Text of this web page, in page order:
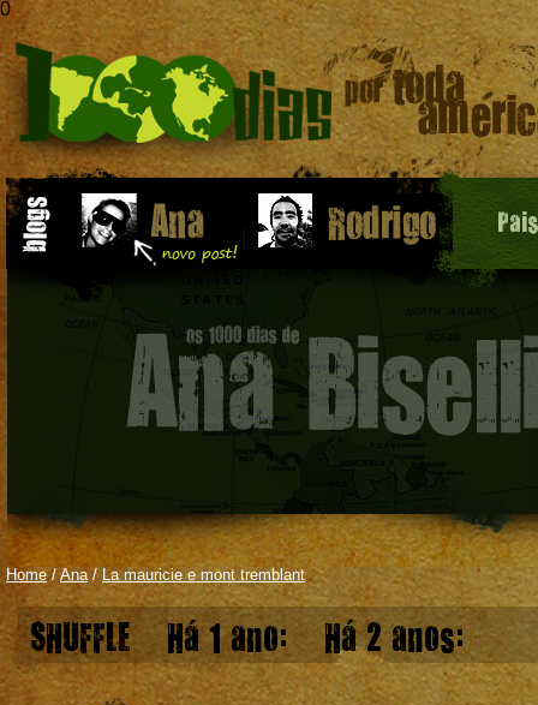
0
Home/ Ana/ La mauricie e mont tremblant
SHUFFLE Há 1 ano: Há 2 anos: